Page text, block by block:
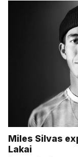
Miles Silvas
Lakai